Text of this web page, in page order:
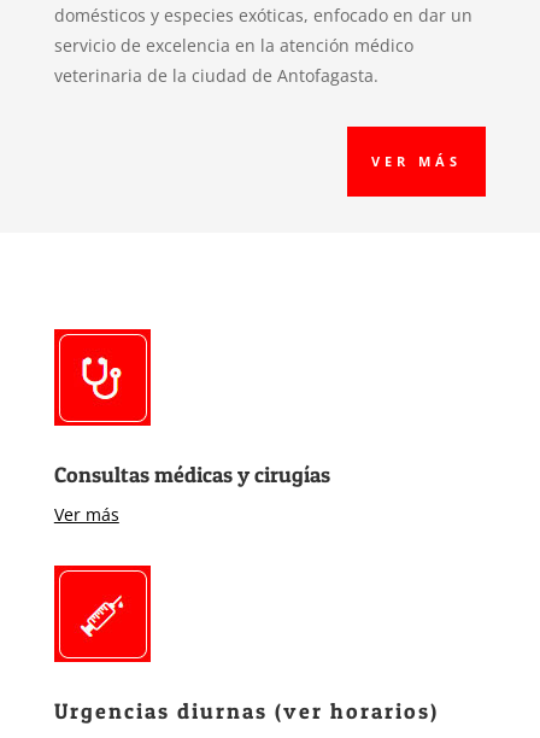
domésticos y especies exóticas, enfocado en dar un
servicio de excelencia en la atención médico
veterinaria de la ciudad de Antofagasta.
VER MÁS
Consultas médicas y cirugías
Ver más
Urgencias diurnas (ver horarios)